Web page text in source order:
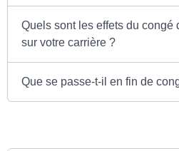
Quels sont les effets du congé
sur votre carrière ?
Que se passe-t-il en fin de